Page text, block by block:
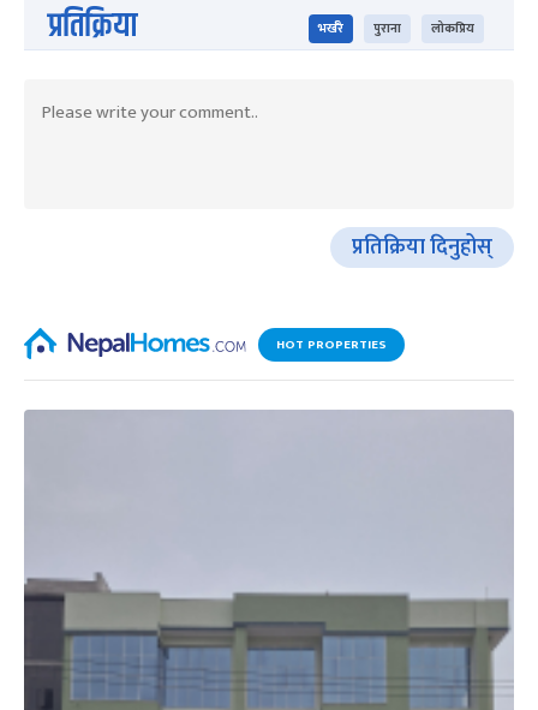
प्रतिक्रिया भर्खरै पुराना लोकप्रिय
प्रतिक्रिया दिनुहोस्
HOT PROPERTIES